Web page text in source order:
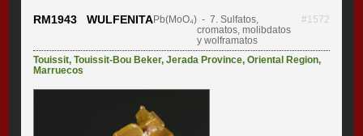
RM1943 WULFENITAPb(MoO₄) - 7. Sulfatos,
cromatos, molibdatos
y wolframatos
#1572
Touissit,Touissit-Bou Beker,Jerada Province,Oriental Region,
Marruecos